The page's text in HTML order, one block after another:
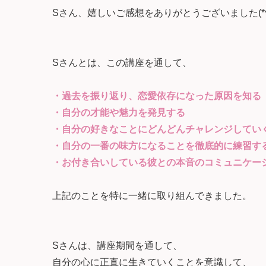
Sさん、嬉しいご感想をありがとうございました
Sさんとは、この講座を通して、
・過去を振り返り、恋愛依存になった原因を知る
・自分の才能や魅力を発見する
・自分の好きなことにどんどんチャレンジしてい
・自分の一番の味方になることを徹底的に練習す
・お付き合いしている彼との本音のコミュニケー
上記のことを特に一緒に取り組んできました。
Sさんは、講座期間を通して、
自分の心に正直に生きていくことを意識して、